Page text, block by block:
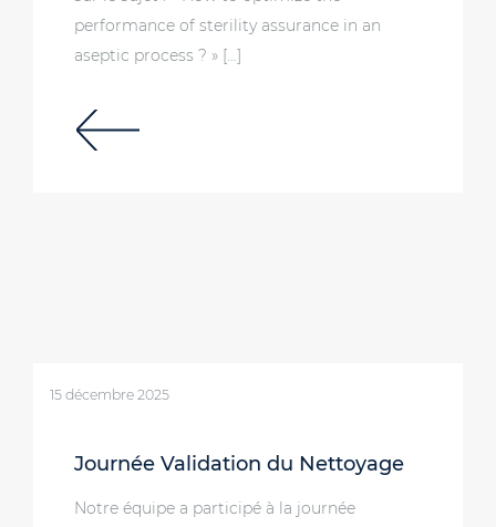
performance of sterility assurance in an
aseptic process ? » […]
15 décembre 2025
Journée Validation du Nettoyage
Notre équipe a participé à la journée